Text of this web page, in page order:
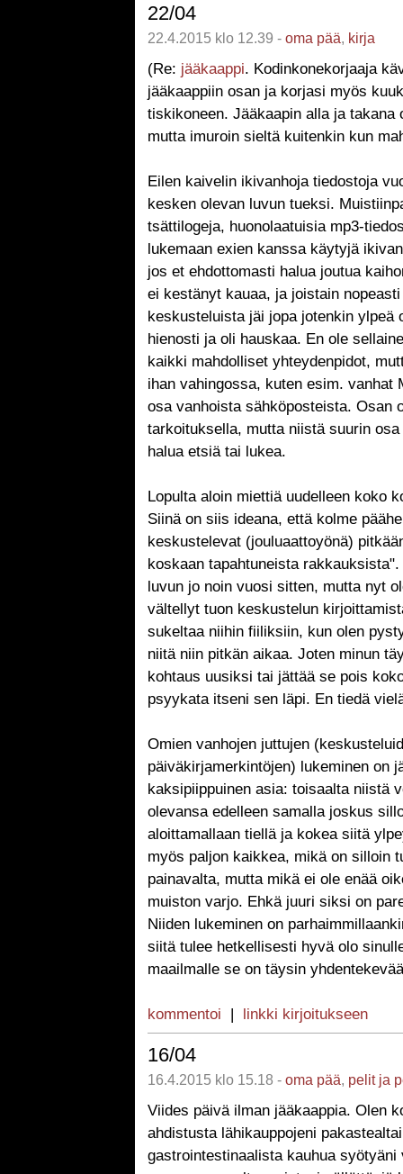
22/04
22.4.2015 klo 12.39 - oma pää, kirja
(Re: jääkaappi. Kodinkonekorjaaja
jääkaappiin osan ja korjasi myös
tiskikoneen. Jääkaapin alla ja takana
mutta imuroin sieltä kuitenkin kun
Eilen kaivelin ikivanhoja tiedostoja
kesken olevan luvun tueksi.
tsättilogeja, huonolaatuisia mp3-
lukemaan exien kanssa käytyjä
jos et ehdottomasti halua joutua
ei kestänyt kauaa, ja joistain
keskusteluista jäi jopa jotenkin ylpeä
hienosti ja oli hauskaa. En ole
kaikki mahdolliset yhteydenpidot,
ihan vahingossa, kuten esim. vanhat
osa vanhoista sähköposteista. Osan
tarkoituksella, mutta niistä suurin
halua etsiä tai lukea.
Lopulta aloin miettiä uudelleen koko
Siinä on siis ideana, että kolme
keskustelevat (jouluaattoyönä)
koskaan tapahtuneista
luvun jo noin vuosi sitten, mutta nyt
vältellyt tuon keskustelun
sukeltaa niihin fiiliksiin, kun olen
niitä niin pitkän aikaa. Joten minun
kohtaus uusiksi tai jättää se pois
psyykata itseni sen läpi. En tiedä
Omien vanhojen juttujen
päiväkirjamerkintöjen) lukeminen on
kaksipiippuinen asia: toisaalta niistä
olevansa edelleen samalla joskus
aloittamallaan tiellä ja kokea siitä
myös paljon kaikkea, mikä on silloin
painavalta, mutta mikä ei ole enää
muiston varjo. Ehkä juuri siksi on
Niiden lukeminen on
siitä tulee hetkellisesti hyvä olo
maailmalle se on täysin
kommentoi | linkki kirjoitukseen
16/04
16.4.2015 klo 15.18 - oma pää, pelit ja
Viides päivä ilman jääkaappia. Olen
ahdistusta lähikauppojeni
gastrointestinaalista kauhua